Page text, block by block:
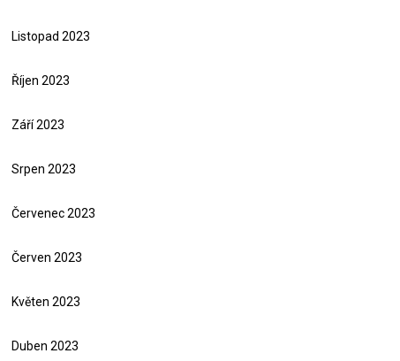
Listopad 2023
Říjen 2023
Září 2023
Srpen 2023
Červenec 2023
Červen 2023
Květen 2023
Duben 2023